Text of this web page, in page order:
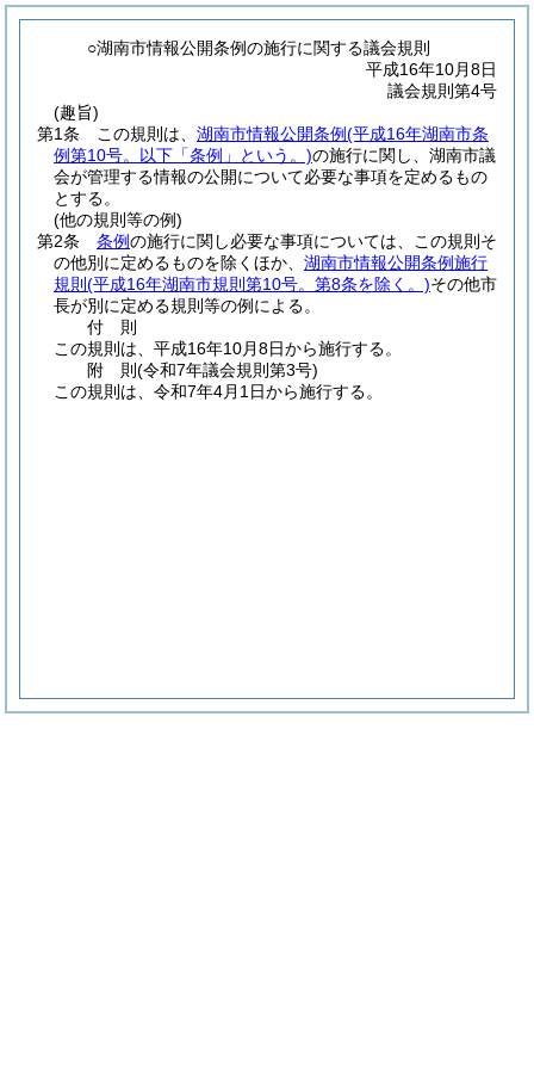
○湖南市情報公開条例の施行に関する議会規則
平成16年10月8日
議会規則第4号
(趣旨)
第1条
この規則は、 湖南市情報公開条例(平成16年湖南市条
例第10号。以下「条例」という。)の施行に関し、湖南市議
会が管理する情報の公開について必要な事項を定めるもの
とする。
(他の規則等の例)
第2条
条例の施行に関し必要な事項については、この規則そ
の他別に定めるものを除くほか、 湖南市情報公開条例施行
規則 (平成16年湖南市規則第10号。第8条を除く。)その他市
長が別に定める規則等の例による。
付 則
この規則は、平成16年10月8日から施行する。
附 則(令和7年議会規則第3号)
この規則は、令和7年4月1日から施行する。